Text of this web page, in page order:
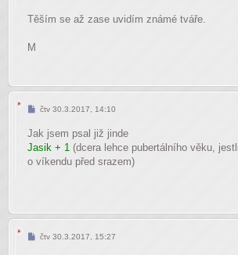
Těším se až zase uvidím známé tváře.
M
Příspěvek
čtv 30.3.2017, 14:10
Jak jsem psal již jinde
Jasik + 1 (dcera lehce pubertálního věku,
o víkendu před srazem)
Příspěvek
čtv 30.3.2017, 15:27